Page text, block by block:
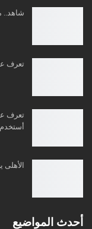
شاهد..
تعرف
تعرف
أحدث المواضيع